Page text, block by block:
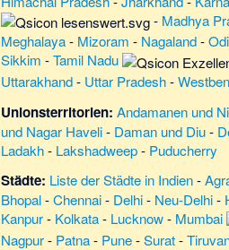
- Madhya
Meghalaya- Mizoram - Nagaland-
Sikkim -Tamil Nadu
Uttarakhand- Uttar Pradesh-
Unionsterritorien: Andamanen und
und Nagar Haveli- Daman und Diu-
Ladakh- Lakshadweep- Puducherry
Städte: Liste der Städte in Indien-
Bhopal-Chennai- Delhi- Neu-Delhi-
Kanpur- Kolkata- Lucknow- Mumbai
Nagpur- Patna- Pune-Surat-